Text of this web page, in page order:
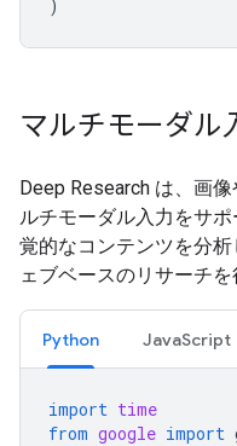
)
マルチモーダル
Deep Research は、画
ルチモーダル入力をサ
覚的なコンテンツを分
ェブベースのリサーチを
Python JavaScript
import time
from google import